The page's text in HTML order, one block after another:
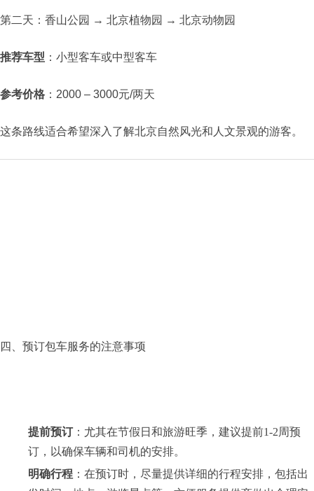
第二天：香山公园 → 北京植物园 → 北京动物园​
推荐车型 ：小型客车或中型客车​
参考价格 ：2000 – 3000元/两天​
这条路线适合希望深入了解北京自然风光和人文景观的游客。​
四、预订包车服务的注意事项
提前预订：​尤其在节假日和旅游旺季，建议提前1-2周预
订，以确保车辆和司机的安排。​
明确行程 ：​在预订时，尽量提供详细的行程安排，包括出